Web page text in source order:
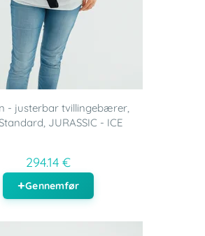
- justerbar tvillingebærer,
JURASSIC - ICE
294.14 €
Gennemfør